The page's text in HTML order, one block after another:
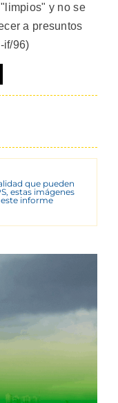
y no se
a presuntos
if/96)
que pueden
estas imágenes
informe